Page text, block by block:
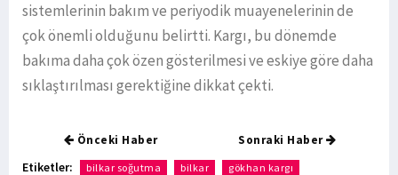
sistemlerinin bakım ve periyodik muayenelerinin de
çok önemli olduğunu belirtti. Kargı, bu dönemde
bakıma daha çok özen gösterilmesi ve eskiye göre daha
sıklaştırılması gerektiğine dikkat çekti.
Önceki Haber Sonraki Haber
Etiketler: bilkar soğutma bilkar gökhan kargı